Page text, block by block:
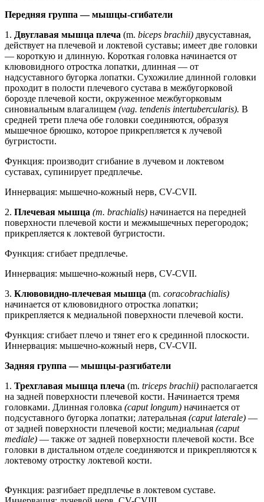
Передняя группа — мышцы-сгибатели
1. Двуглавая мышца плеча (m. biceps brachii) двусуставная,
действует на плечевой и локтевой суставы; имеет две головки
— короткую и длинную. Короткая головка начинается от
клювовидного отростка лопатки, длинная — от
надсуставного бугорка лопатки. Сухожилие длинной головки
проходит в полости плечевого сустава в межбугорковой
борозде плечевой кости, окруженное межбугорковым
синовиальным влагалищем (vag. tendenis intertubercularis). В
средней трети плеча обе головки соединяются, образуя
мышечное брюшко, которое прикрепляется к лучевой
бугристости.
Функция: производит сгибание в лучевом и локтевом
суставах, супинирует предплечье.
Иннервация: мышечно-кожный нерв, CV-CVII.
2. Плечевая мышца (m. brachialis) начинается на передней
поверхности плечевой кости и межмышечных перегородок;
прикрепляется к локтевой бугристости.
Функция: сгибает предплечье.
Иннервация: мышечно-кожный нерв, CV-CVII.
3. Клювовидно-плечевая мышца (m. coracobrachialis)
начинается от клювовидного отростка лопатки;
прикрепляется к медиальной поверхности плечевой кости.
Функция: сгибает плечо и тянет его к срединной плоскости.
Иннервация: мышечно-кожный нерв, CV-CVII.
Задняя группа — мышцы-разгибатели
1. Трехглавая мышца плеча (m. triceps brachii) располагается
на задней поверхности плечевой кости. Начинается тремя
головками. Длинная головка (caput longum) начинается от
подсуставного бугорка лопатки; латеральная (caput laterale) —
от задней поверхности плечевой кости; медиальная (caput
mediale) — также от задней поверхности плечевой кости. Все
головки в дистальном отделе соединяются и прикрепляются к
локтевому отростку локтевой кости.
Функция: разгибает предплечье в локтевом суставе.